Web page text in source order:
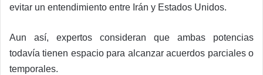
evitar un entendimiento entre Irán y Estados Unidos.
Aun así, expertos consideran que ambas potencias
todavía tienen espacio para alcanzar acuerdos parciales o
temporales.